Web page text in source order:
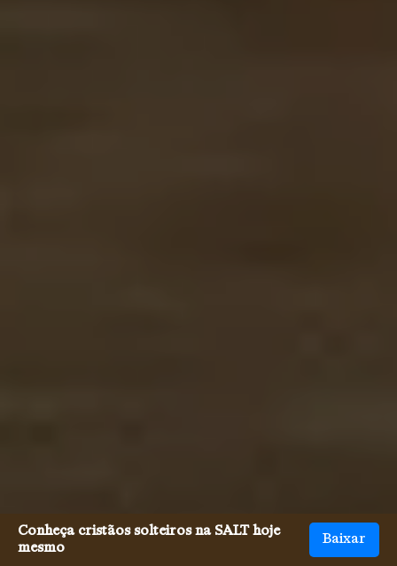
Conheça cristãos solteiros na SALT hoje
mesmo
Baixar